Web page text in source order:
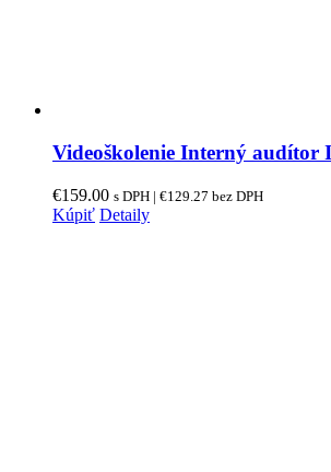
Videoškolenie Interný audítor
€159.00 s DPH | €129.27 bez DPH
Kúpiť Detaily